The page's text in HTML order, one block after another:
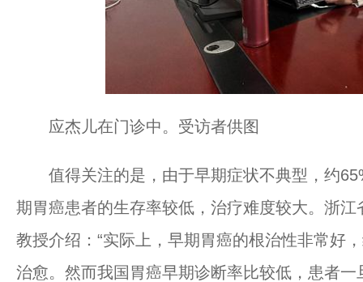
应杰儿在门诊中。受访者供图
值得关注的是，由于早期症状不典型，约
期胃癌患者的生存率较低，治疗难度较大。浙
教授介绍：“实际上，早期胃癌的根治性非常好
治愈。然而我国胃癌早期诊断率比较低，患者